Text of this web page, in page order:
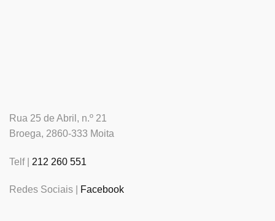
Rua 25 de Abril, n.º 21
Broega, 2860-333 Moita
Telf | 212 260 551
Redes Sociais | Facebook